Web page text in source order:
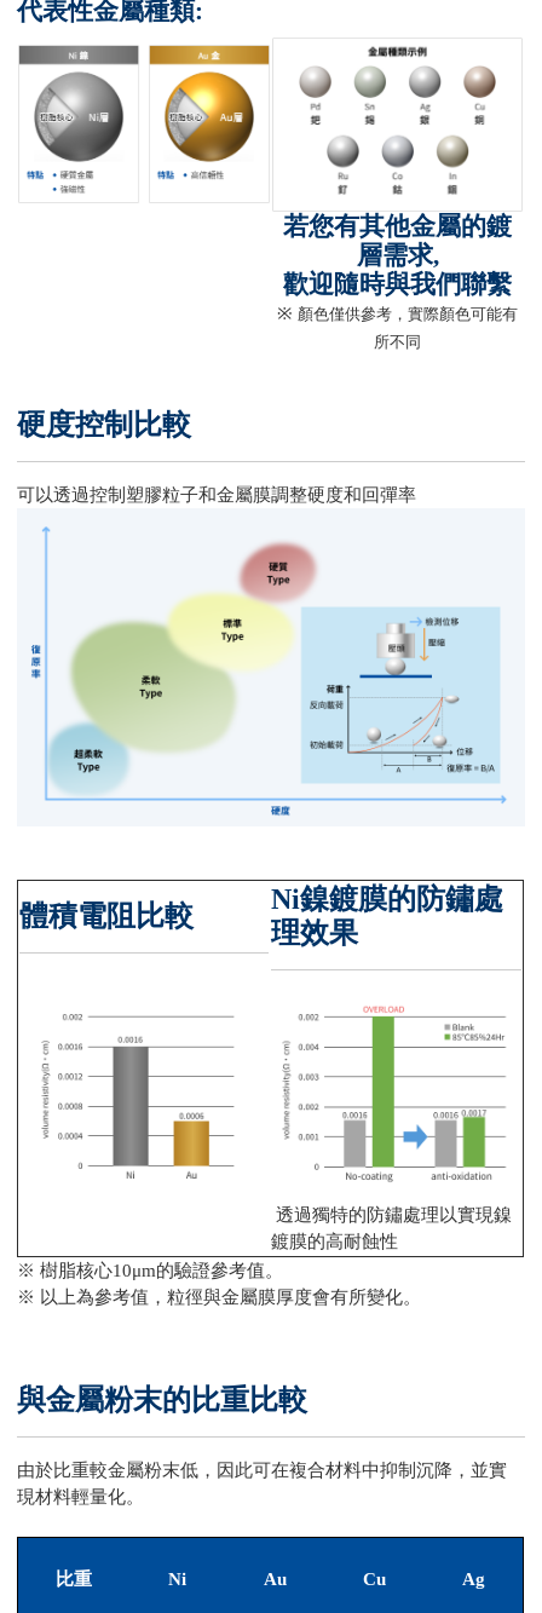
代表性金屬種類:
若您有其他金屬的鍍
層需求,
歡迎隨時與我們聯繫
※ 顏色僅供參考，實際顏色可能有
所不同
硬度控制比較
可以透過控制塑膠粒子和金屬膜調整硬度和回彈率
體積電阻比較
Ni鎳鍍膜的防鏽處
理效果
透過獨特的防鏽處理以實現鎳
鍍膜的高耐蝕性
※ 樹脂核心10μm的驗證參考值。
※ 以上為參考值，粒徑與金屬膜厚度會有所變化。
與金屬粉末的比重比較
由於比重較金屬粉末低，因此可在複合材料中抑制沉降，並實
現材料輕量化。
比重 Ni Au Cu Ag